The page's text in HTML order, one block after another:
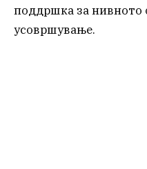
поддршка за нивното
усовршување.